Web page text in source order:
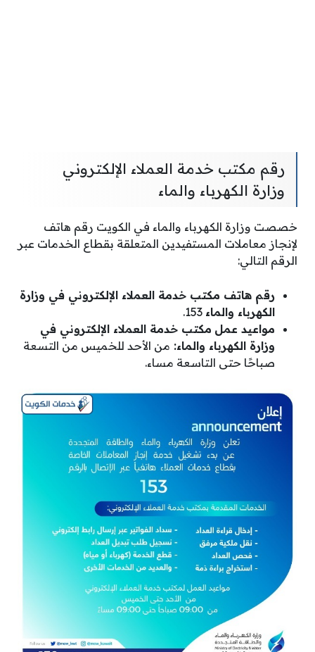
رقم مكتب خدمة العملاء الإلكتروني
وزارة الكهرباء والماء
خصصت وزارة الكهرباء والماء في الكويت رقم هاتف
لإنجاز معاملات المستفيدين المتعلقة بقطاع الخدمات عبر
الرقم التالي:
رقم هاتف مكتب خدمة العملاء الإلكتروني في وزارة
الكهرباء والماء
مواعيد عمل مكتب خدمة العملاء الإلكتروني في
وزارة الكهرباء والماء: من الأحد للخميس من التسعة
صباحًا حتى التاسعة مساء.